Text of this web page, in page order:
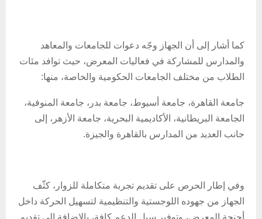
كما أشار إلى أن الجهاز وجّه دعوات للجامعات والمعاهد
والمدارس للمشاركة في فعاليات المعرض، حيث توافد مئات
الطلاب من مختلف الجامعات الحكومية والخاصة، منها:
جامعة القاهرة، جامعة أسيوط، جامعة بدر، جامعة المنوفية،
الجامعة البريطانية، الأكاديمية البحرية، جامعة الأزهر، إلى
جانب العديد من المدارس بالقاهرة والجيزة.
وفي إطار الحرص على تقديم تجربة متكاملة للزوار، كثّف
الجهاز من جهوده اللوجستية والتنظيمية لتسهيل الحركة داخل